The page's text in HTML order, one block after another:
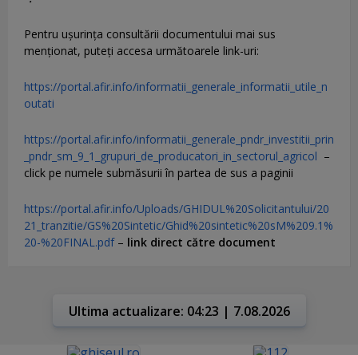
Pentru uşurinţa consultării documentului mai sus
menţionat, puteţi accesa următoarele link-uri:
https://portal.afir.info/informatii_generale_informatii_utile_n
outati
https://portal.afir.info/informatii_generale_pndr_investitii_prin
_pndr_sm_9_1_grupuri_de_producatori_in_sectorul_agricol –
click pe numele submăsurii în partea de sus a paginii
https://portal.afir.info/Uploads/GHIDUL%20Solicitantului/20
21_tranzitie/GS%20Sintetic/Ghid%20sintetic%20sM%209.1%
20-%20FINAL.pdf– link direct către document
Ultima actualizare: 04:23 | 7.08.2026